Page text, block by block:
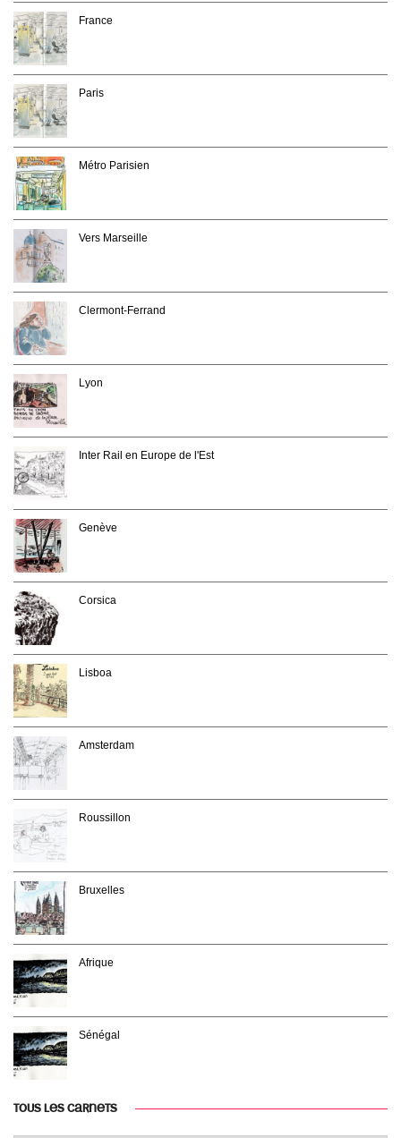
France
Paris
Métro Parisien
Vers Marseille
Clermont-Ferrand
Lyon
Inter Rail en Europe de l'Est
Genève
Corsica
Lisboa
Amsterdam
Roussillon
Bruxelles
Afrique
Sénégal
TOUS LES CARNETS